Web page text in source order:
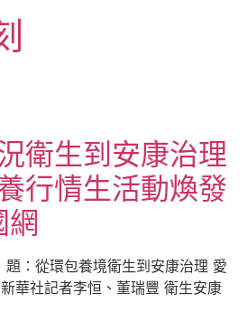
衛生到安康治理
行情生活動煥發
網
：從環包養境衛生到安康治理 愛
華社記者李恒、董瑞豐 衛生安康